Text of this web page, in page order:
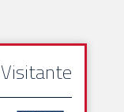
Visitante